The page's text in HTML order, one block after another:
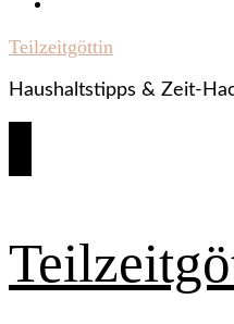
Teilzeitgöttin
Haushaltstipps &